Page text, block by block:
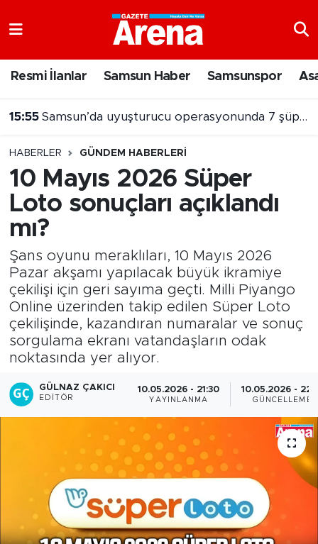
Resmi İlanlar Samsun Haber Samsunspor
15:55 Samsun’da uyuşturucu operasyonunda 7 şüpheli cezaevine gönderildi
HABERLER GÜNDEM HABERLERI
10 Mayıs 2026 Süper
Loto sonuçları açıklandı
mı?
Şans oyunu meraklıları, 10 Mayıs 2026
Pazar akşamı yapılacak büyük ikramiye
çekilişi için geri sayıma geçti. Milli Piyango
Online üzerinden takip edilen Süper Loto
çekilişinde, kazandıran numaralar ve sonuç
sorgulama ekranı vatandaşların odak
noktasında yer alıyor.
GÜLNAZ ÇAKICI
EDITÖR
10.05.2026 - 21:30
YAYINLANMA
10.05.2026 -
GÜNCELLEME
Samsun Namaz Vakitleri
Süper Lig Puan Durumu ve Fikstür
Tüm Manşetler
Son Dakika Haberleri
Haber Arşivi